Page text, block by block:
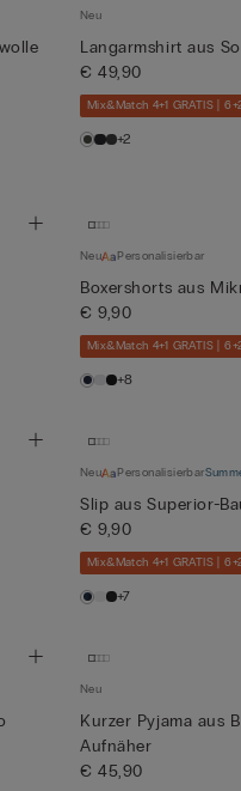
Neu
Langarmshirt aus
€ 49,90
Mix&Match 4+1 GRATIS |
+2
Neu Personalisierbar
Boxershorts aus
€ 9,90
Mix&Match 4+1 GRATIS |
+8
Neu Personalisierbar
Slip aus Superior-
€ 9,90
Mix&Match 4+1 GRATIS |
+7
Neu
Kurzer Pyjama aus
Aufnäher
€ 45,90